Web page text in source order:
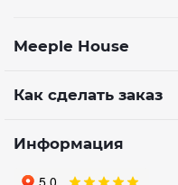
Meeple House
Как сделать заказ
Информация